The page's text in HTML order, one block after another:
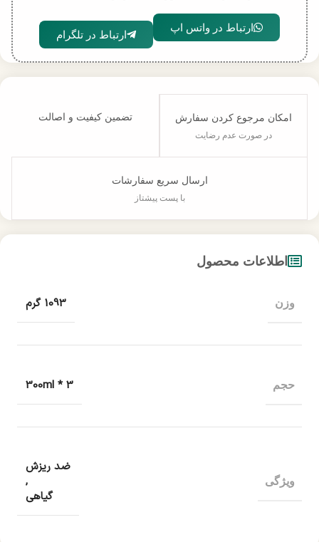
ارتباط در واتس اپ
ارتباط در تلگرام
امکان مرجوع کردن سفارش
در صورت عدم رضایت
تضمین کیفیت و اصالت
ارسال سریع سفارشات
با پست پیشتاز
اطلاعات محصول
وزن 1093 گرم
حجم 3 * 300ml
ویژگی
ضد ریزش
,
گیاهی